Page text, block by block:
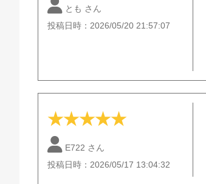
とも さん
投稿日時：2026/05/20 21:57:07
★★★★★
E722 さん
投稿日時：2026/05/17 13:04:32